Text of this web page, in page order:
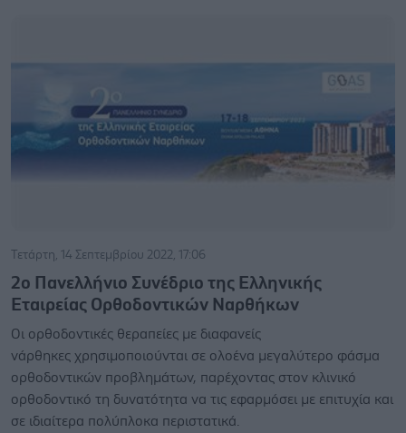
Τετάρτη, 14 Σεπτεμβρίου 2022, 17:06
2ο Πανελλήνιο Συνέδριο της Ελληνικής
Εταιρείας Ορθοδοντικών Ναρθήκων
Οι ορθοδοντικές θεραπείες με διαφανείς
νάρθηκες χρησιμοποιούνται σε ολοένα μεγαλύτερο φάσμα
ορθοδοντικών προβλημάτων, παρέχοντας στον κλινικό
ορθοδοντικό τη δυνατότητα να τις εφαρμόσει με επιτυχία και
σε ιδιαίτερα πολύπλοκα περιστατικά.